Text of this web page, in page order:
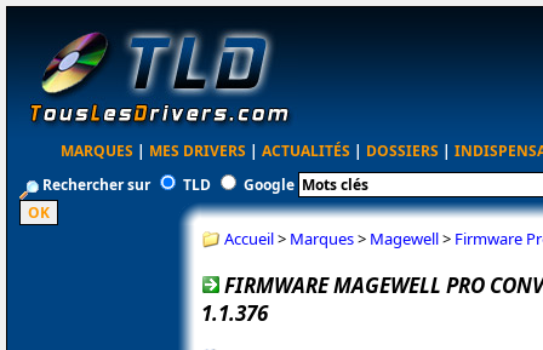
MARQUES | MES DRIVERS | ACTUALITÉS | DOSSIERS |
Rechercher sur
TLD Google
Accueil> Marques> Magewell> Firmware
FIRMWARE MAGEWELL PRO
1.1.376